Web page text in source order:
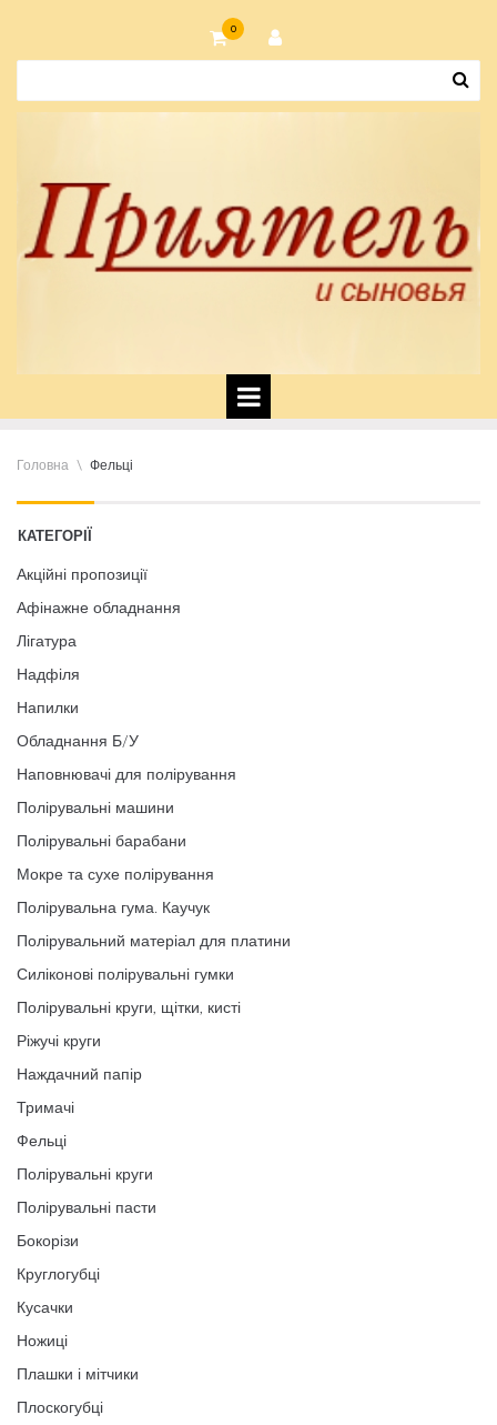
0
Головна \ Фельці
КАТЕГОРІЇ
Акційні пропозиції
Афінажне обладнання
Лігатура
Надфіля
Напилки
Обладнання Б/У
Наповнювачі для полірування
Полірувальні машини
Полірувальні барабани
Мокре та сухе полірування
Полірувальна гума. Каучук
Полірувальний матеріал для платини
Силіконові полірувальні гумки
Полірувальні круги, щітки, кисті
Ріжучі круги
Наждачний папір
Тримачі
Фельці
Полірувальні круги
Полірувальні пасти
Бокорізи
Круглогубці
Кусачки
Ножиці
Плашки і мітчики
Плоскогубці